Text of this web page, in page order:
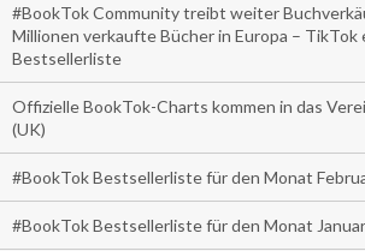
#BookTok Community treibt weiter
Millionen verkaufte Bücher in Europa –
Bestsellerliste
Offizielle BookTok-Charts kommen in das
(UK)
#BookTok Bestsellerliste für den Monat
#BookTok Bestsellerliste für den Monat